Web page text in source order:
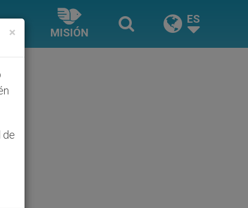
MISIÓN
ES
×
de